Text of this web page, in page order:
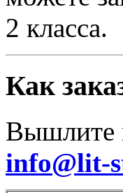
2 класса.
Как
Вышлите
info@lit-